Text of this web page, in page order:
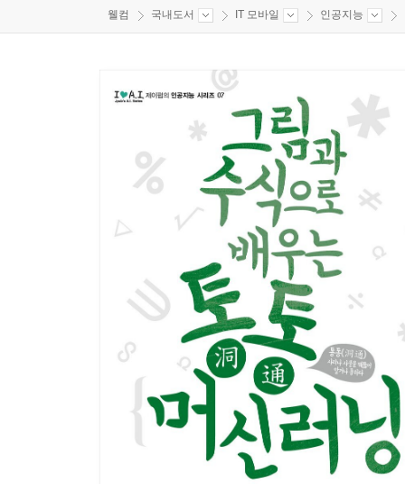
웰컴 국내도서 IT 모바일 인공지능